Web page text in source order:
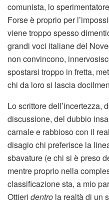
comunista, lo
Forse è proprio per
viene troppo spesso
grandi voci italiane del
non convincono,
spostarsi troppo in fretta,
chi da loro si lascia
Lo scrittore dell’incertezza,
discussione, del dubbio
carnale e rabbioso con il
disagio chi preferisce la
sbavature (e chi si è preso
mentre proprio nella
classificazione sta, a mio
Ottieri dentro la realtà di un